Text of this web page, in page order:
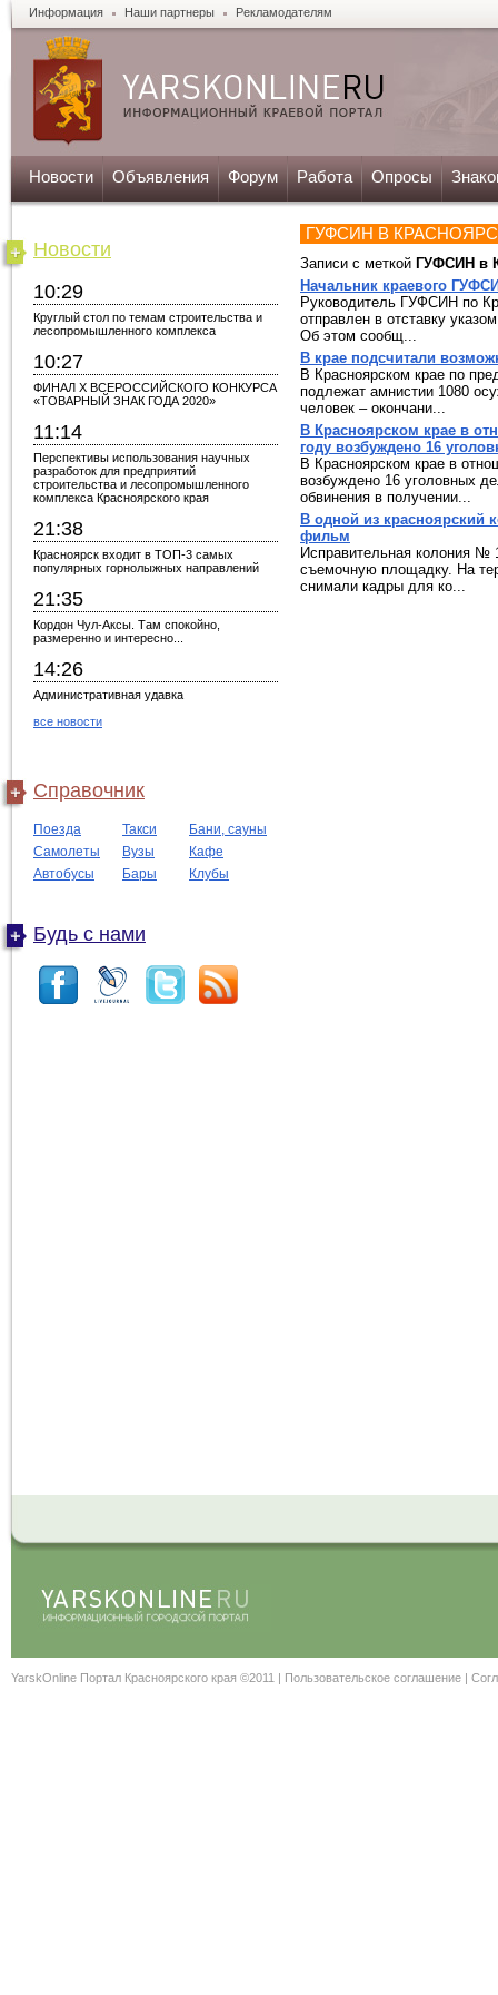
Информация Наши партнеры Рекламодателям
Новости Объявления Форум Работа Опросы
Новости
10:29
Круглый стол по темам строительства и
лесопромышленного комплекса
10:27
ФИНАЛ X ВСЕРОССИЙСКОГО КОНКУРСА
«ТОВАРНЫЙ ЗНАК ГОДА 2020»
11:14
Перспективы использования научных
разработок для предприятий
строительства и лесопромышленного
комплекса Красноярского края
21:38
Красноярск входит в ТОП-3 самых
популярных горнолыжных направлений
21:35
Кордон Чул-Аксы. Там спокойно,
размеренно и интересно...
14:26
Административная удавка
все новости
Справочник
Поезда Такси
Бани, сауны
Самолеты
Вузы
Кафе
Автобусы
Бары Клубы
Будь с нами
ГУФСИН В
Записи с меткой ГУФСИН в
Начальник краевого
Руководитель ГУФСИН по
отправлен в отставку
Об этом сообщ...
В крае подсчитали
В Красноярском крае по
подлежат амнистии 1080
человек – окончани...
В Красноярском крае в
году возбуждено 16
В Красноярском крае в
возбуждено 16 уголовных
обвинения в получении...
В одной из красноярский
фильм
Исправительная колония №
съемочную площадку. На
снимали кадры для ко...
YarskOnline Портал Красноярского края ©2011 | Пользовательское соглашение |